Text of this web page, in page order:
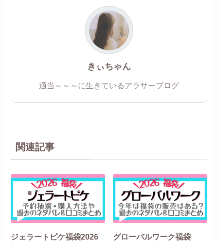
きぃちゃん
適当～～～に生きているアラサーブログ
関連記事
ジェラートピケ福袋2026
グローバルワーク福袋